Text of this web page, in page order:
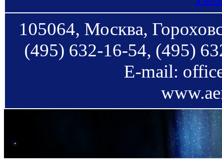
105064, Москва,
(495) 632-16-54, (495)
E-mail: